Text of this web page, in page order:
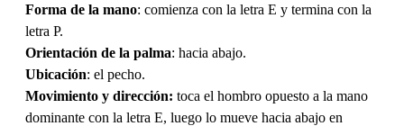
Forma de la mano: comienza con la letra E y termina con la
letra P.
Orientación de la palma: hacia abajo.
Ubicación: el pecho.
Movimiento y dirección: toca el hombro opuesto a la mano
dominante con la letra E, luego lo mueve hacia abajo en